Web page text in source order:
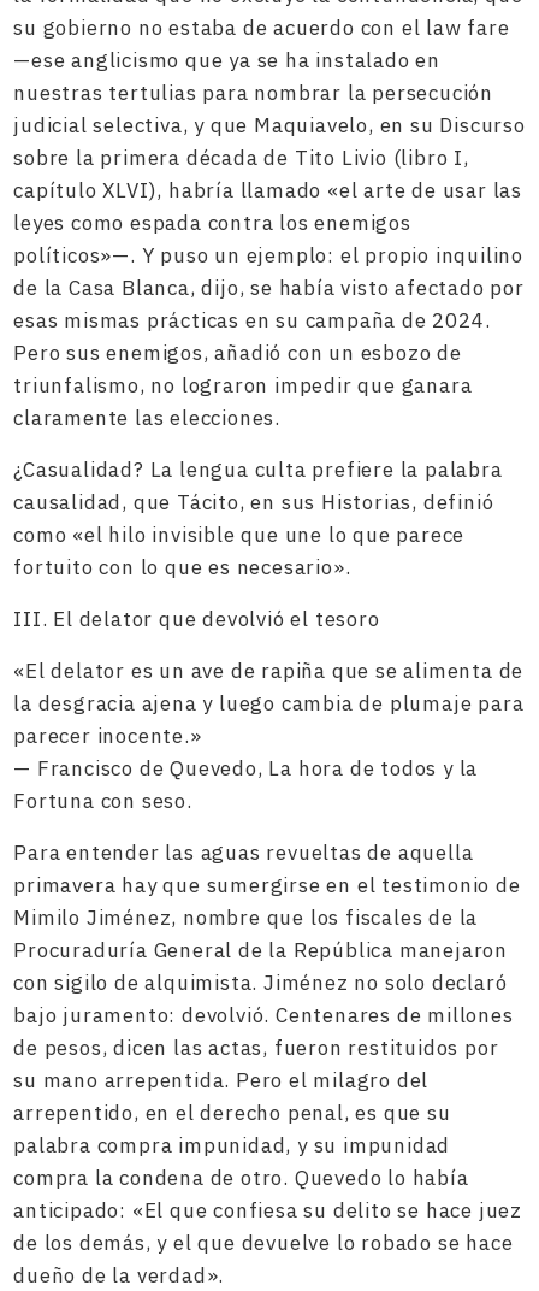
su gobierno no estaba de acuerdo con el law fare
—ese anglicismo que ya se ha instalado en
nuestras tertulias para nombrar la persecución
judicial selectiva, y que Maquiavelo, en su Discurso
sobre la primera década de Tito Livio (libro I,
capítulo XLVI), habría llamado «el arte de usar las
leyes como espada contra los enemigos
políticos»—. Y puso un ejemplo: el propio inquilino
de la Casa Blanca, dijo, se había visto afectado por
esas mismas prácticas en su campaña de 2024.
Pero sus enemigos, añadió con un esbozo de
triunfalismo, no lograron impedir que ganara
claramente las elecciones.
¿Casualidad? La lengua culta prefiere la palabra
causalidad, que Tácito, en sus Historias, definió
como «el hilo invisible que une lo que parece
fortuito con lo que es necesario».
III. El delator que devolvió el tesoro
«El delator es un ave de rapiña que se alimenta de
la desgracia ajena y luego cambia de plumaje para
parecer inocente.»
— Francisco de Quevedo, La hora de todos y la
Fortuna con seso.
Para entender las aguas revueltas de aquella
primavera hay que sumergirse en el testimonio de
Mimilo Jiménez, nombre que los fiscales de la
Procuraduría General de la República manejaron
con sigilo de alquimista. Jiménez no solo declaró
bajo juramento: devolvió. Centenares de millones
de pesos, dicen las actas, fueron restituidos por
su mano arrepentida. Pero el milagro del
arrepentido, en el derecho penal, es que su
palabra compra impunidad, y su impunidad
compra la condena de otro. Quevedo lo había
anticipado: «El que confiesa su delito se hace juez
de los demás, y el que devuelve lo robado se hace
dueño de la verdad».